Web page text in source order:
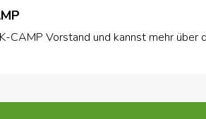
CAMP Vorstand und kannst mehr über